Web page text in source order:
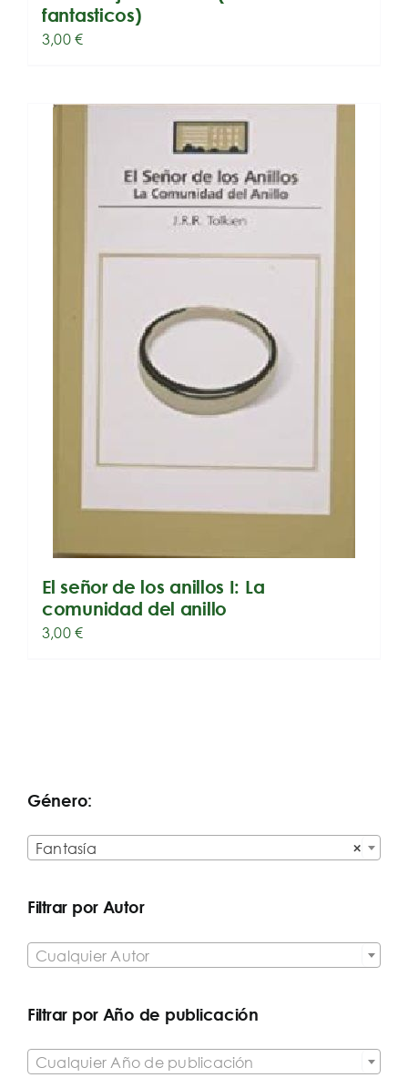
fantasticos)
3,00€
El señor de los anillos I: La
comunidad del anillo
3,00€
Género:
×
Fantasía
Filtrar por Autor
Cualquier Autor
Filtrar por Año de publicación
Cualquier Año de publicación